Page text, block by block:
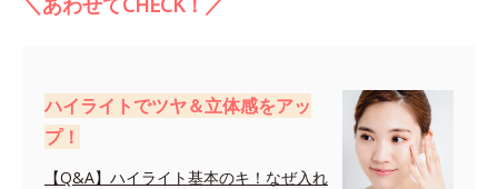
ハイライトでツヤ＆立体感をアッ
プ！
【Q&A】ハイライト基本のキ！なぜ入れ